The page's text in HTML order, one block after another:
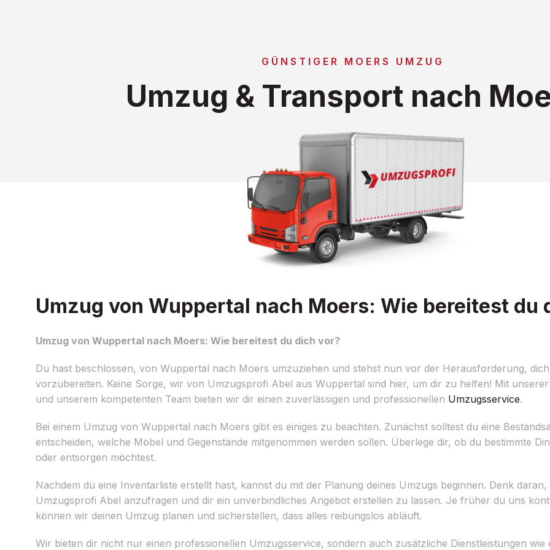
GÜNSTIGER MOERS UMZUG
Umzug & Transport nach
Umzug von Wuppertal nach Moers: Wie bereitest du
Umzug von Wuppertal nach Moers: Wie bereitest du dich vor?
Du hast beschlossen, von Wuppertal nach Moers umzuziehen und stehst nun vor der Herausforderung,
vorzubereiten. Keine Sorge, wir von Umzugsprofi Abel aus Wuppertal sind hier, um dir zu helfen! Mit
und unserem kompetenten Team bieten wir dir einen zuverlässigen und professionellen Umzugsservice.
Bei einem Umzug von Wuppertal nach Moers gibt es einiges zu beachten. Zunächst solltest du eine
entscheiden, welche Möbel und Gegenstände mitgenommen werden sollen. Überlege dir, ob du bestimmte
oder entsorgen möchtest.
Nachdem du eine Inventarliste erstellt hast, kannst du mit der Planung deines Umzugs beginnen. Denk
Umzugsprofi Abel anzufragen und dir ein unverbindliches Angebot erstellen zu lassen. Je früher du uns
können wir deinen Umzug planen und sicherstellen, dass alles reibungslos abläuft.
Wir bieten dir nicht nur einen professionellen Umzugsservice, sondern auch zusätzliche Dienstleistungen